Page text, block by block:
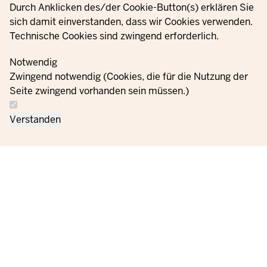
Durch Anklicken des/der Cookie-Button(s) erklären Sie
sich damit einverstanden, dass wir Cookies verwenden.
Technische Cookies sind zwingend erforderlich.
Notwendig
Zwingend notwendig (Cookies, die für die Nutzung der
Seite zwingend vorhanden sein müssen.)
Verstanden
Contactați-
ne
Informații
privind
© 2021 - 2026 Ministerium für Kinder, Jugend, Familie,
Gleichstellung, Flucht und Integration des Landes Nordrhein-
Westfalen